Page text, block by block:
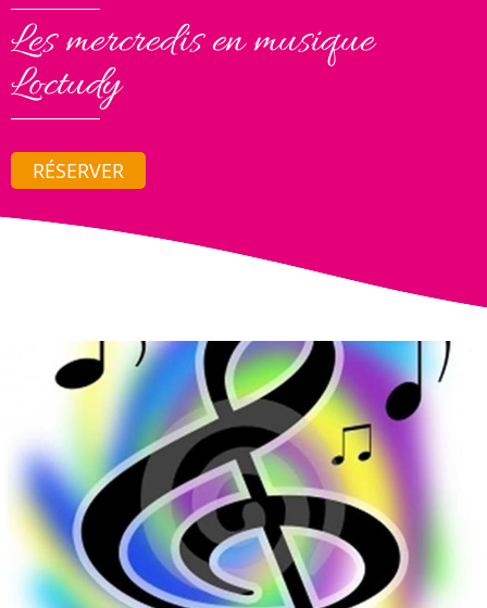
Les mercredis en musique
Loctudy
RÉSERVER